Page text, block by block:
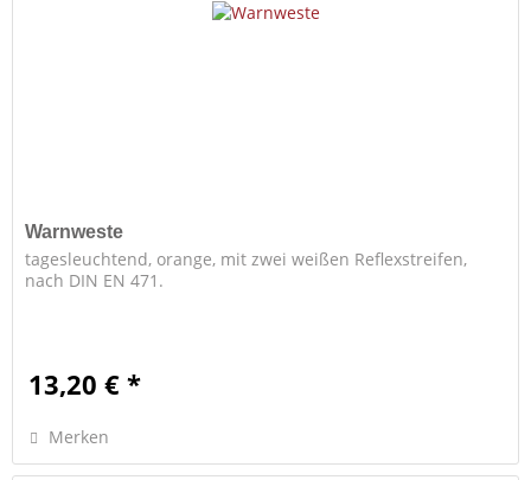
Warnweste
tagesleuchtend, orange, mit zwei weißen Reflexstreifen,
nach DIN EN 471.
13,20 € *
Merken